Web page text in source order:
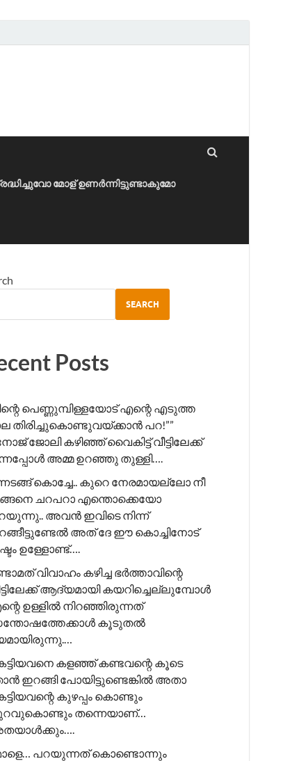
മോള് ഉണർന്നിട്ടുണ്ടാകുമോ
SEARCH
Posts
പെണ്ണുമ്പിള്ളയോട് എന്റെ എടുത്ത
തിരിച്ചുകൊണ്ടുവയ്ക്കാൻ പറ!””
ജോലി കഴിഞ്ഞ് വൈകിട്ട് വീട്ടിലേക്ക്
അമ്മ ഉറഞ്ഞു തുള്ളി….
കൊച്ചേ.. കുറെ നേരമായല്ലോ നീ
ചറപറാ എന്തൊക്കെയോ
അവൻ ഇവിടെ നിന്ന്
അത് ദേ ഈ കൊച്ചിനോട്
ഉള്ളോണ്ട്….
വിവാഹം കഴിച്ച ഭർത്താവിന്റെ
ആദ്യമായി കയറിച്ചെല്ലുമ്പോൾ
ഉള്ളിൽ നിറഞ്ഞിരുന്നത്
കൂടുതൽ
കളഞ്ഞ് കണ്ടവന്റെ കൂടെ
ഇറങ്ങി പോയിട്ടുണ്ടെങ്കിൽ അതാ
കുഴപ്പം കൊണ്ടും
തന്നെയാണ്…
പറയുന്നത് കൊണ്ടൊന്നും